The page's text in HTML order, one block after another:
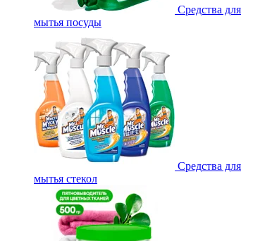
Средства для
мытья посуды
Средства для
мытья стекол